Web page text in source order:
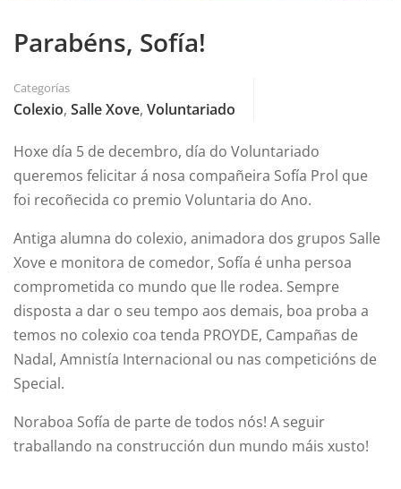
Parabéns, Sofía!
Categorías
Colexio, Salle Xove, Voluntariado
Hoxe día 5 de decembro, día do Voluntariado
queremos felicitar á nosa compañeira Sofía Prol que
foi recoñecida co premio Voluntaria do Ano.
Antiga alumna do colexio, animadora dos grupos Salle
Xove e monitora de comedor, Sofía é unha persoa
comprometida co mundo que lle rodea. Sempre
disposta a dar o seu tempo aos demais, boa proba a
temos no colexio coa tenda PROYDE, Campañas de
Nadal, Amnistía Internacional ou nas competicións de
Special.
Noraboa Sofía de parte de todos nós! A seguir
traballando na construcción dun mundo máis xusto!